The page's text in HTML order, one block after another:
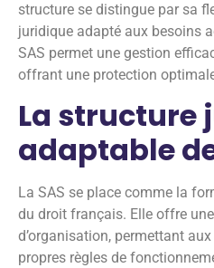
structure se distingue par sa
juridique adapté aux besoins
SAS permet une gestion
offrant une protection
La structure
adaptable
La SAS se place comme la
du droit français. Elle offre
d’organisation, permettant
propres règles de